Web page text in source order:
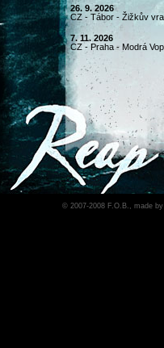
26. 9. 2026
CZ - Tábor - Žižkův
7. 11. 2026
CZ - Praha - Modrá
© 2007-2008 F.O.B., made by